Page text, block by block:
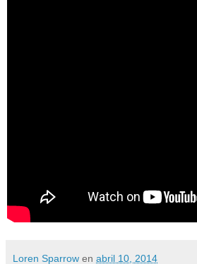
Loren Sparrow en abril 10, 2014